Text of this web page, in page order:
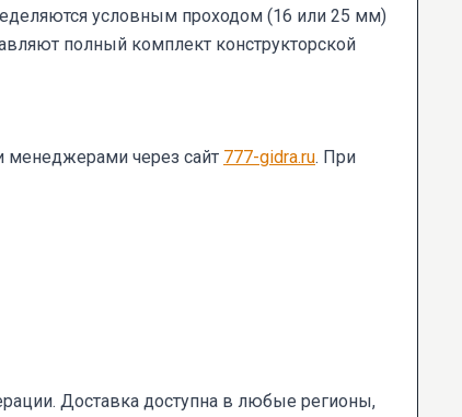
условным проходом (16 или 25 мм)
полный комплект конструкторской
менеджерами через сайт 777-gidra.ru. При
Доставка доступна в любые регионы,